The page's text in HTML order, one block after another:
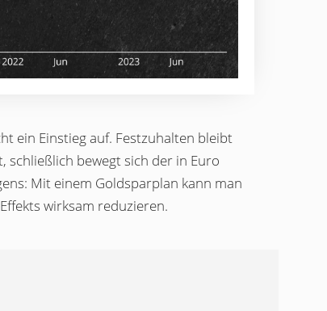
ein Einstieg auf. Festzuhalten bleibt
schließlich bewegt sich der in Euro
Mit einem Goldsparplan kann man
wirksam reduzieren.